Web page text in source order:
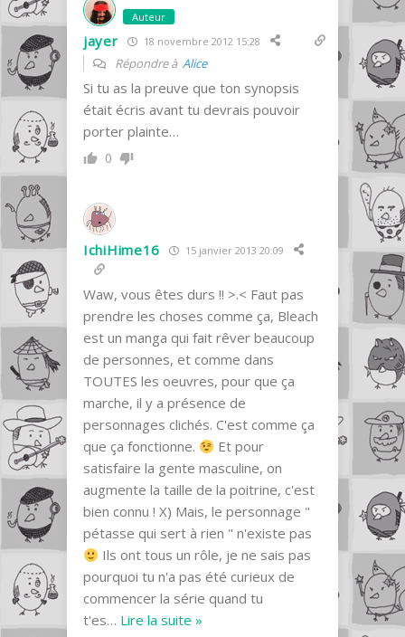
Auteur
jayer 18 novembre 2012 15:28
Répondre à Alice
Si tu as la preuve que ton synopsis
était écris avant tu devrais pouvoir
porter plainte…
0
IchiHime16 15 janvier 2013 20:09
Waw, vous êtes durs !! >.< Faut pas
prendre les choses comme ça, Bleach
est un manga qui fait rêver beaucoup
de personnes, et comme dans
TOUTES les oeuvres, pour que ça
marche, il y a présence de
personnages clichés. C'est comme ça
que ça fonctionne.
Et pour
satisfaire la gente masculine, on
augmente la taille de la poitrine, c'est
bien connu ! X) Mais, le personnage "
pétasse qui sert à rien " n'existe pas
Ils ont tous un rôle, je ne sais pas
pourquoi tu n'a pas été curieux de
commencer la série quand tu
t'es… Lire la suite »